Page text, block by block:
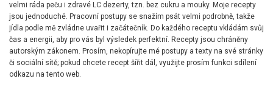
velmi ráda peču i zdravé LC dezerty, tzn. bez cukru a mouky. Moje recepty
jsou jednoduché. Pracovní postupy se snažím psát velmi podrobně, takže
jídla podle mě zvládne uvařit i začátečník. Do každého receptu vkládám svůj
čas a energii, aby pro vás byl výsledek perfektní. Recepty jsou chráněny
autorským zákonem. Prosím, nekopírujte mé postupy a texty na své stránky
či sociální sítě; pokud chcete recept šířit dál, využijte prosím funkci sdílení
odkazu na tento web.